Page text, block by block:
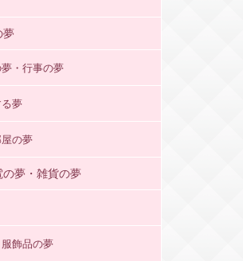
夢
・行事の夢
夢
の夢
夢・雑貨の夢
飾品の夢